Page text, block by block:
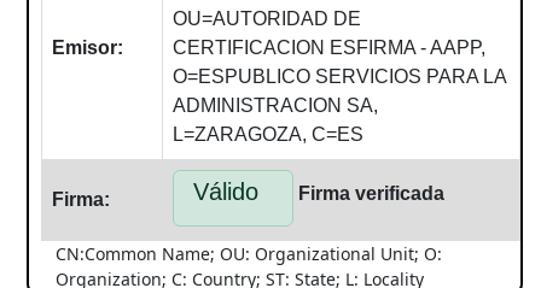
Emisor:
OU=AUTORIDAD DE
CERTIFICACION ESFIRMA - AAPP,
O=ESPUBLICO SERVICIOS PARA LA
ADMINISTRACION SA,
L=ZARAGOZA, C=ES
Firma: Válido Firma verificada
CN:Common Name; OU: Organizational Unit; O:
Organization; C: Country; ST: State; L: Locality